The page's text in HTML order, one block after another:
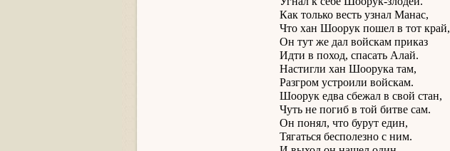
Как только весть узнал Манас,
Что хан Шоорук пошел в тот край,
Он тут же дал войскам приказ
Идти в поход, спасать Алай.
Настигли хан Шоорука там,
Разгром устроили войскам.
Шоорук едва сбежал в свой стан,
Чуть не погиб в той битве сам.
Он понял, что бурут един,
Тягаться бесполезно с ним.